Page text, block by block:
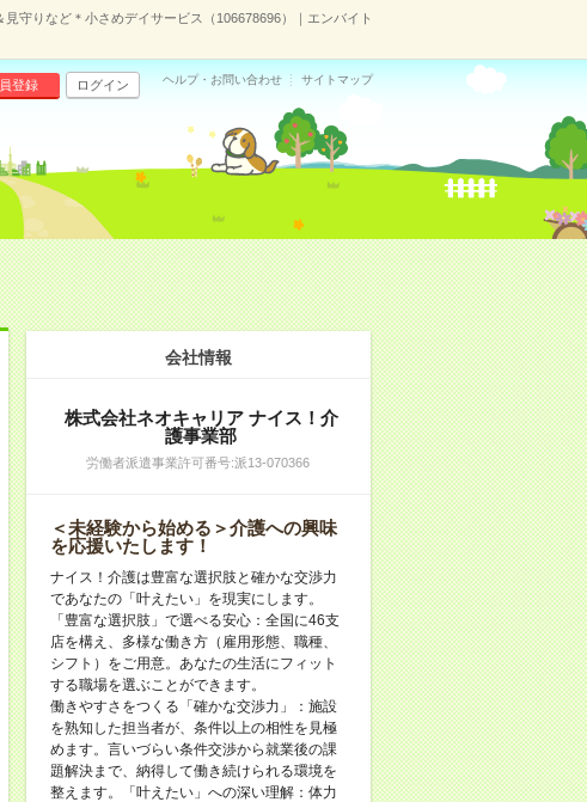
見守りなど＊小さめデイサービス（106678696）｜エンバイト
登録 ログイン ヘルプ・お問い合わせ サイトマップ
会社情報
株式会社ネオキャリア ナイス！介
護事業部
労働者派遣事業許可番号:派13-070366
＜未経験から始める＞介護への興味
を応援いたします！
ナイス！介護は豊富な選択肢と確かな交渉力
であなたの「叶えたい」を現実にします。
「豊富な選択肢」で選べる安心：全国に46支
店を構え、多様な働き方（雇用形態、職種、
シフト）をご用意。あなたの生活にフィット
する職場を選ぶことができます。
働きやすさをつくる「確かな交渉力」：施設
を熟知した担当者が、条件以上の相性を見極
めます。言いづらい条件交渉から就業後の課
題解決まで、納得して働き続けられる環境を
整えます。「叶えたい」への深い理解：体力